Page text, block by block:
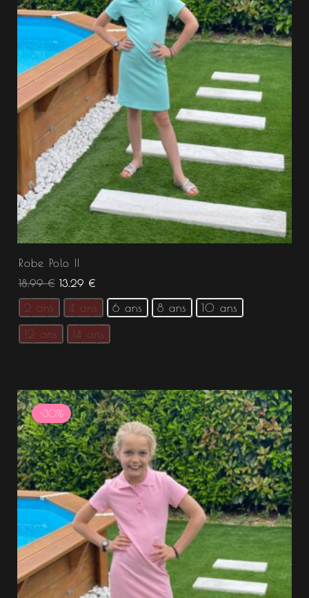
Robe Polo II
18.99€ 13.29 €
2 ans 4 ans 6 ans 8 ans 10 ans
12 ans 14 ans
-30%
Le
prix
initial
était :
18.99 €.
Le
prix
actuel
est :
13.29 €.